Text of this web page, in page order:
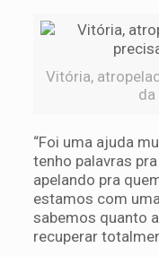
Vitória,
da
“Foi uma ajuda
tenho palavras
apelando pra
estamos com
sabemos quanto
recuperar